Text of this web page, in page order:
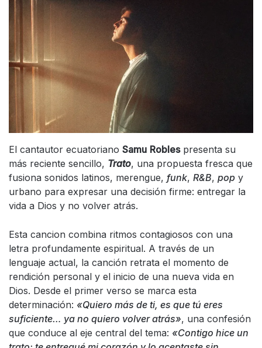
El cantautor ecuatoriano Samu Roblespresenta su
más reciente sencillo, Trato, una propuesta fresca que
fusiona sonidos latinos, merengue, funk, R&B, pop y
urbano para expresar una decisión firme: entregar la
vida a Dios y no volver atrás.
Esta cancion combina ritmos contagiosos con una
letra profundamente espiritual. A través de un
lenguaje actual, la canción retrata el momento de
rendición personal y el inicio de una nueva vida en
Dios. Desde el primer verso se marca esta
determinación: «Quiero más de ti, es que tú eres
suficiente… ya no quiero volver atrás», una confesión
que conduce al eje central del tema: «Contigo hice un